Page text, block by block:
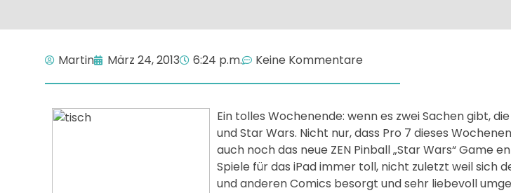
Martin März 24, 2013 6:24 p.m. Keine Kommentare
Ein tolles Wochenende: wenn es zwei Sachen gibt,
und Star Wars. Nicht nur, dass Pro 7 dieses
auch noch das neue ZEN Pinball „Star Wars“ Game
Spiele für das iPad immer toll, nicht zuletzt weil sich
und anderen Comics besorgt und sehr liebevoll